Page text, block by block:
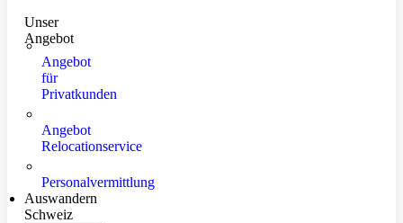
Unser
Angebot
Angebot
für
Privatkunden
Angebot
Relocationservice
Personalvermittlung
Auswandern
Schweiz